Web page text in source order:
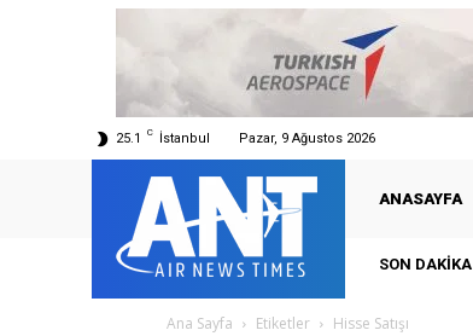
25.1 C İstanbul Pazar, 9 Ağustos 2026
ANASAYFA
SON DAKIKA
Ana Sayfa Etiketler Hisse Satışı